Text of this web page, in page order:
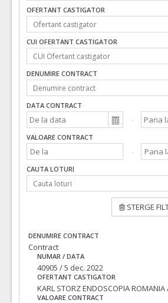
OFERTANT CASTIGATOR
CUI OFERTANT CASTIGATOR
DENUMIRE CONTRACT
DATA CONTRACT
VALOARE CONTRACT
CAUTA LOTURI
STERGE
DENUMIRE CONTRACT
Contract
NUMAR / DATA
40905 / 5 dec. 2022
OFERTANT CASTIGATOR
KARL STORZ ENDOSCOPIA
VALOARE CONTRACT